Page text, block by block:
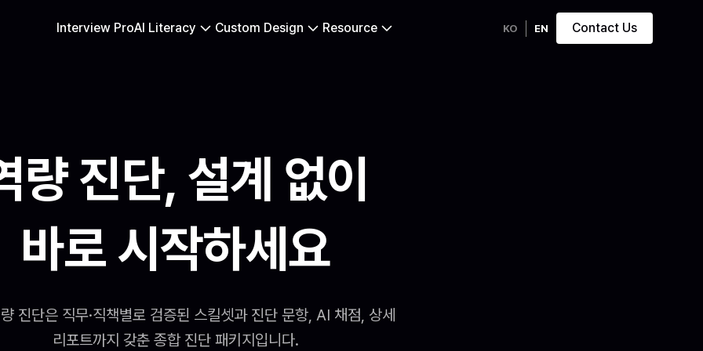
Interview ProAI Literacy Custom Design Resource KO EN Contact Us
량 진단, 설계 없이
바로 시작하세요
진단은 직무·직책별로 검증된 스킬셋과 진단 문항, AI 채점, 상세
리포트까지 갖춘 종합 진단 패키지입니다.